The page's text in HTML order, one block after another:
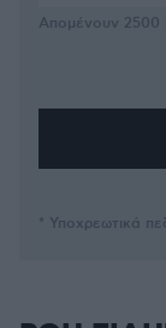
Απομένουν 2500
* Υποχρεωτικά